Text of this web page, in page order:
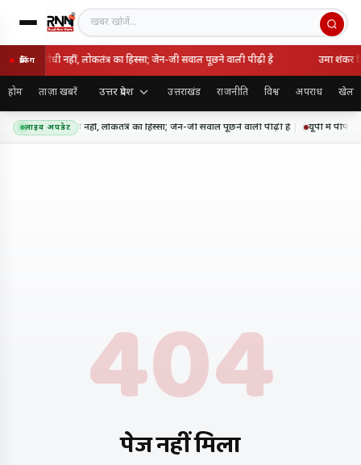
खबर खोजें
ब्रेकिंग
राष्ट्रविरोधी नहीं, लोकतंत्र का हिस्सा; जेन-जी सवाल पूछने वाली पीढ़ी है उमा शंकर
होम ताज़ा खबरें उत्तर प्रदेश उत्तराखंड राजनीति विश्व अपराध खेल
लाइव अपडेट
आंदोलन राष्ट्रविरोधी नहीं, लोकतंत्र का हिस्सा; जेन-जी सवाल पूछने वाली पीढ़ी है यूपी में
404
पेज नहीं मिला